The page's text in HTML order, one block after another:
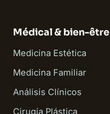
Médical & bien-être
Medicina Estética
Medicina Familiar
Análisis Clínicos
Cirugía Plástica